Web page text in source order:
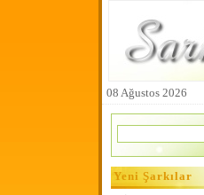
08 Ağustos 2026
Yeni Şarkılar